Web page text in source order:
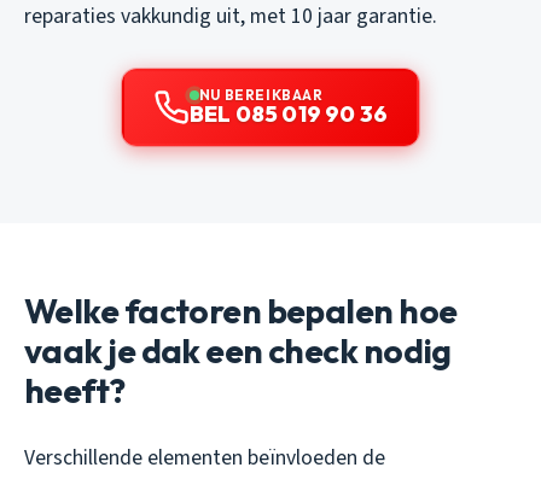
reparaties vakkundig uit, met 10 jaar garantie.
NU BEREIKBAAR
BEL 085 019 90 36
Welke factoren bepalen hoe
vaak je dak een check nodig
heeft?
Verschillende elementen beïnvloeden de